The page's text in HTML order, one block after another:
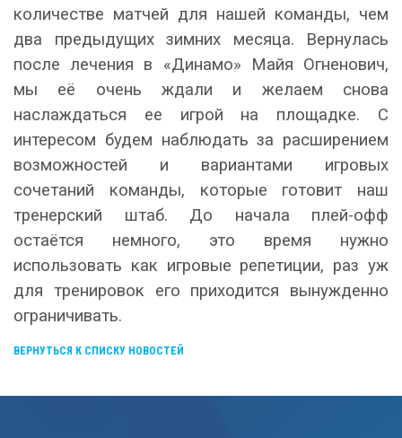
количестве матчей для нашей команды, чем
два предыдущих зимних месяца. Вернулась
после лечения в «Динамо» Майя Огненович,
мы её очень ждали и желаем снова
наслаждаться ее игрой на площадке. С
интересом будем наблюдать за расширением
возможностей и вариантами игровых
сочетаний команды, которые готовит наш
тренерский штаб. До начала плей-офф
остаётся немного, это время нужно
использовать как игровые репетиции, раз уж
для тренировок его приходится вынужденно
ограничивать.
ВЕРНУТЬСЯ К СПИСКУ НОВОСТЕЙ